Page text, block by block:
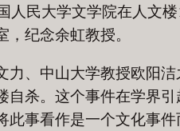
人民大学文学院在人文
纪念余虹教授。
力、中山大学教授欧阳洁
自杀。这个事件在学界引
此事看作是一个文化事件